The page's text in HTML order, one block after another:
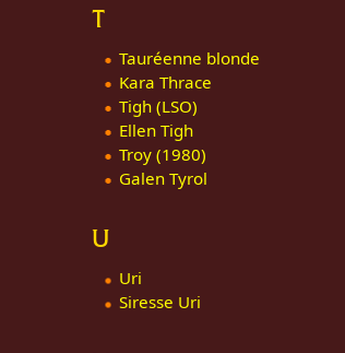
T
Tauréenne blonde
Kara Thrace
Tigh (LSO)
Ellen Tigh
Troy (1980)
Galen Tyrol
U
Uri
Siresse Uri